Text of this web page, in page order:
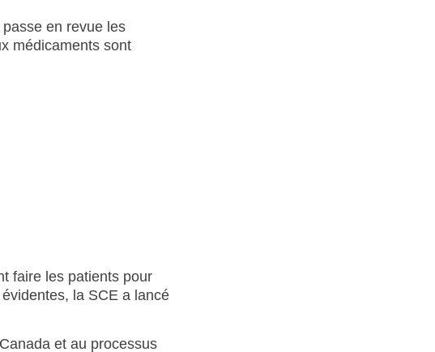
en revue les
médicaments sont
faire les patients pour
la SCE a lancé
et au processus